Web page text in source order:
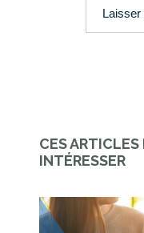
CES ARTICLES
INTÉRESSER